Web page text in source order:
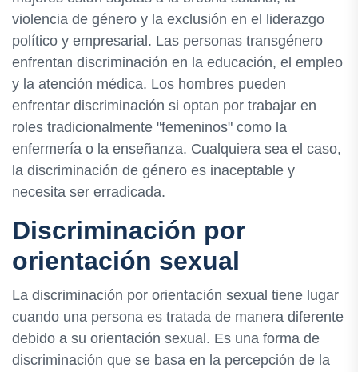
violencia de género y la exclusión en el liderazgo
político y empresarial. Las personas transgénero
enfrentan discriminación en la educación, el empleo
y la atención médica. Los hombres pueden
enfrentar discriminación si optan por trabajar en
roles tradicionalmente "femeninos" como la
enfermería o la enseñanza. Cualquiera sea el caso,
la discriminación de género es inaceptable y
necesita ser erradicada.
Discriminación por
orientación sexual
La discriminación por orientación sexual tiene lugar
cuando una persona es tratada de manera diferente
debido a su orientación sexual. Es una forma de
discriminación que se basa en la percepción de la